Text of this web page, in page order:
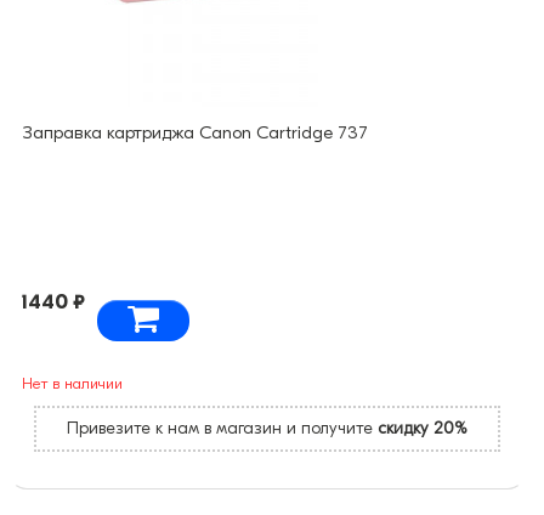
Заправка картриджа Canon Cartridge 737
1440 ₽
Нет в наличии
Привезите к нам в магазин и получите скидку 20%